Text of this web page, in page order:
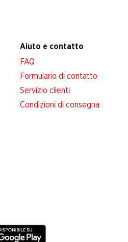
Aiuto e contatto
FAQ
Formulario di contatto
Servizio clienti
Condizioni di consegna